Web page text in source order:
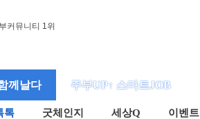
께날다 주부UP↑ 스마트JOB
톡 굿체인지 세상Q 이벤트